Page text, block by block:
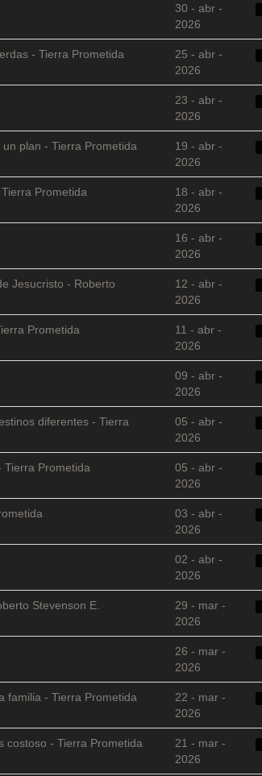
30 - abr -
2026
- Tierra Prometida
25 - abr -
2026
23 - abr -
2026
plan - Tierra Prometida
19 - abr -
2026
Prometida
18 - abr -
2026
16 - abr -
2026
Jesucristo - Roberto
12 - abr -
2026
Prometida
11 - abr -
2026
09 - abr -
2026
diferentes - Tierra
05 - abr -
2026
Tierra Prometida
05 - abr -
2026
03 - abr -
2026
02 - abr -
2026
Stevenson E.
29 - mar -
2026
26 - mar -
2026
familia - Tierra Prometida
22 - mar -
2026
costoso - Tierra Prometida
21 - mar -
2026